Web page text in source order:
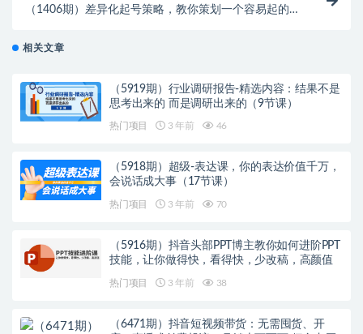
（1406期）差异化起号策略，教你策划一个容易起的自
相关文章
（5919期）行业调研报告-精选内容：结果不是
思考出来的 而是调研出来的（9节课）
热门项目 3 年前 46
（5918期）超级-表达课，你的表达价值千万，
会说话成大事（17节课）
热门项目 3 年前 70
（5916期）抖音头部PPT博主教你如何进阶PPT
技能，让你做得快，看得快，少改稿，高颜值
热门项目 3 年前 38
（6471期）抖音短视频带货：无需囤货、开